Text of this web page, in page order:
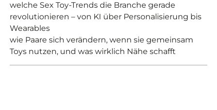
welche Sex Toy-Trends die Branche gerade
revolutionieren – von KI über Personalisierung bis
Wearables
wie Paare sich verändern, wenn sie gemeinsam
Toys nutzen, und was wirklich Nähe schafft